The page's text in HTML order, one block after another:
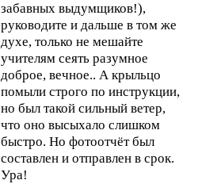
забавных выдумщиков!),
руководите и дальше в том же
духе, только не мешайте
учителям сеять разумное
доброе, вечное.. А крыльцо
помыли строго по инструкции,
но был такой сильный ветер,
что оно высыхало слишком
быстро. Но фотоотчёт был
составлен и отправлен в срок.
Ура!